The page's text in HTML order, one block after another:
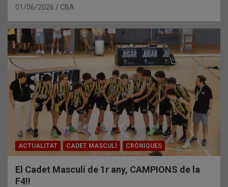
01/06/2026 CBA
ACTUALITAT CADET MASCULÍ CRÒNIQUES
El Cadet Masculí de 1r any, CAMPIONS de la
F4!!